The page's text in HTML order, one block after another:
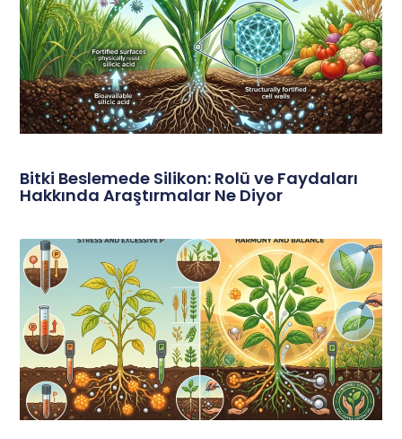
Bitki Beslemede Silikon: Rolü ve Faydaları
Hakkında Araştırmalar Ne Diyor